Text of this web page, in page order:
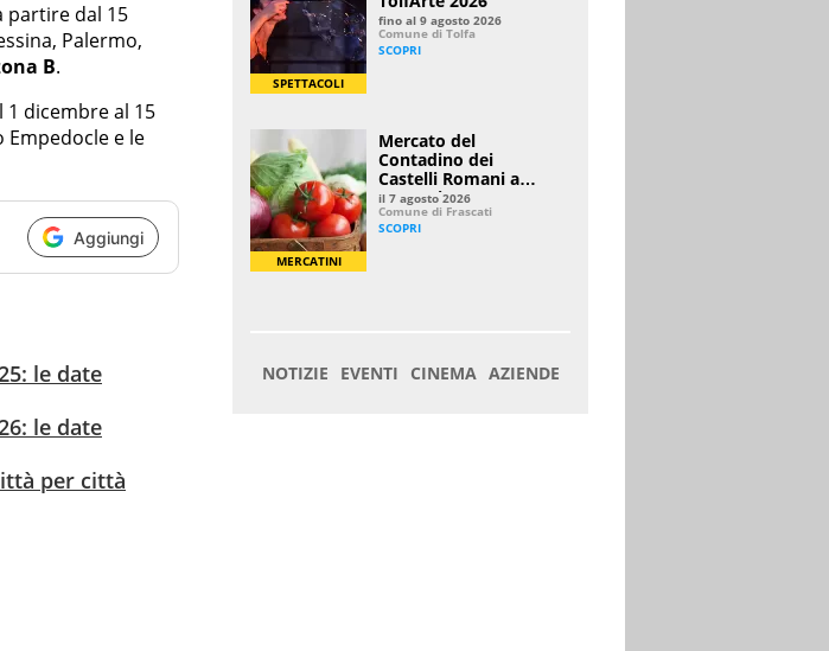
partire dal 15
Palermo,
B.
1 dicembre al 15
e le
Aggiungi
le date
le date
per città